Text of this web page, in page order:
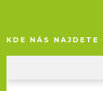
KDE NÁS NAJDETE